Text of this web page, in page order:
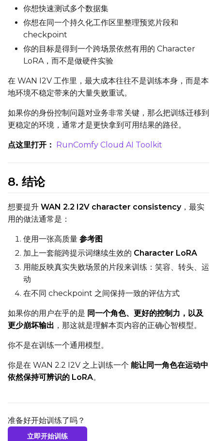
Prompt
Height
LoRA Scale
你想快速测试多个数据集
你想在同一个持久化工作区里整理预览片段和
checkpoint
你的目标是得到一个跨场景依然有用的 Character
LoRA，而不是做硬件实验
在 WAN I2V 工作里，最大成本往往不是训练本身，而是本
地环境不稳定带来的大量失败重试。
如果你的身份控制问题对业务非常关键，那么把训练迁移到
更稳定的环境，通常才是更快拿到可用结果的路径。
点这里打开： RunComfy Cloud AI Toolkit
8. 结论
想要提升 WAN 2.2 I2V character consistency，最实
用的做法通常是：
使用一张高质量 参考图
加上一套能跨提示词继续生效的 Character LoRA
用能反映真实失败场景的片段来训练：笑容、转头、运
动
在不同 checkpoint 之间保持一致的评估方式
如果你的用户在乎的是 同一个角色、更好的控制力，以及
更少崩坏输出 ，那这就是理解本页内容的正确心智模型。
你不是在训练一个通用模型。
你是在 WAN 2.2 I2V 之上训练一个 能让同一角色在运动中
依然保持可辨识的 LoRA。
准备好开始训练了吗？
立即开始训练